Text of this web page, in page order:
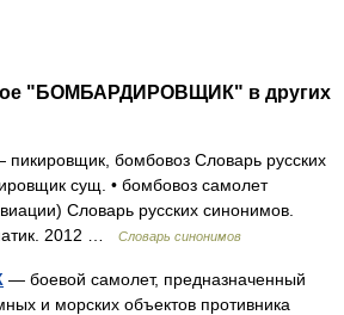
"БОМБАРДИРОВЩИК" в других
пикировщик, бомбовоз Словарь русских
сущ. • бомбовоз самолет
Словарь русских синонимов.
2012 …
Словарь синонимов
— боевой самолет, предназначенный
и морских объектов противника